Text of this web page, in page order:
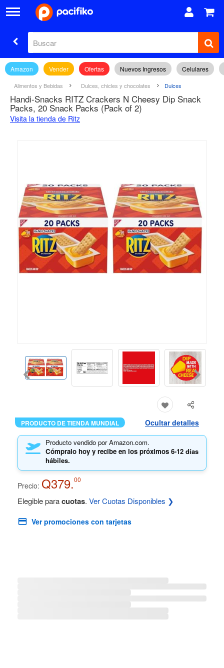
Amazon Vender Ofertas Nuevos Ingresos Celulares
Alimentos y Bebidas Dulces, chicles y chocolates Dulces
Handi-Snacks RITZ Crackers N Cheesy Dip Snack
Packs, 20 Snack Packs (Pack of 2)
Visita la tienda de Ritz
PRODUCTO DE TIENDA MUNDIAL Ocultar detalles
Producto vendido por Amazon.com.
Cómpralo hoy y recibe en los próximos 6-12 días
hábiles.
Precio: Q379.00
Elegible paracuotas. Ver Cuotas Disponibles ❯
Ver promociones con tarjetas